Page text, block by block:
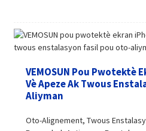
VEMOSUN Pou Pwotektè
Vè Apeze Ak Twous
Aliyman
Oto-Alignement, Twous